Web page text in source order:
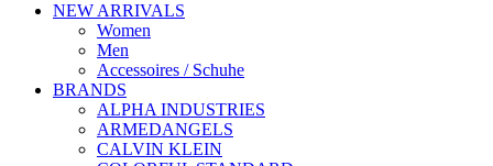
NEW ARRIVALS
Women
Men
Accessoires / Schuhe
BRANDS
ALPHA INDUSTRIES
ARMEDANGELS
CALVIN KLEIN